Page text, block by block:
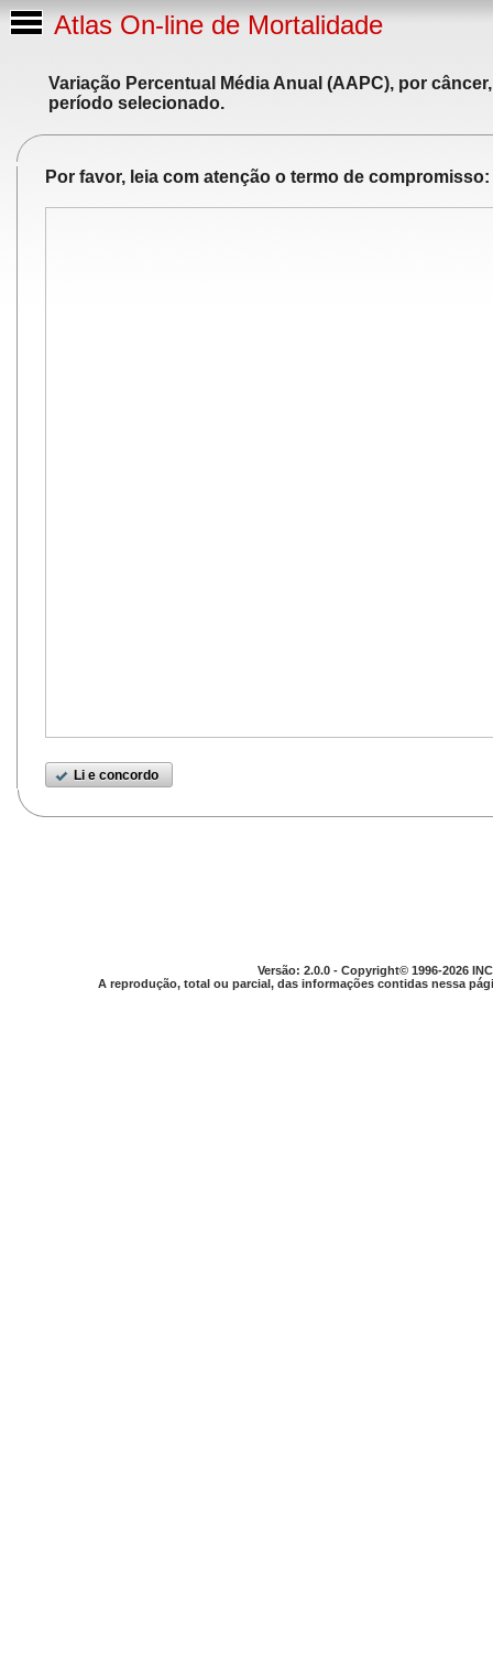
Atlas On-line de Mortalidade
Variação Percentual Média Anual (AAPC), por
período selecionado.
Por favor, leia com atenção o termo de compromisso:
Li e concordo
Versão: 2.0.0 - Copyright© 1996-2026
A reprodução, total ou parcial, das informações contidas nessa